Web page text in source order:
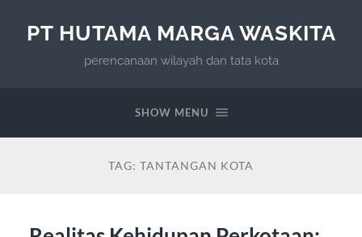
PT HUTAMA MARGA WASKITA
perencanaan wilayah dan tata kota
SHOW MENU
TAG: TANTANGAN KOTA